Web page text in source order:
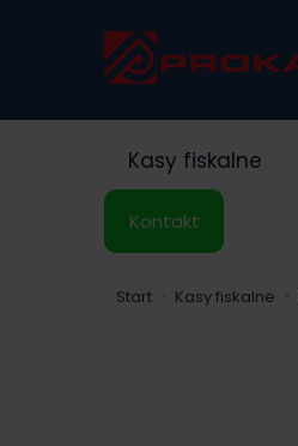
Kasy fiskalne
Kontakt
Start Kasy fiskalne